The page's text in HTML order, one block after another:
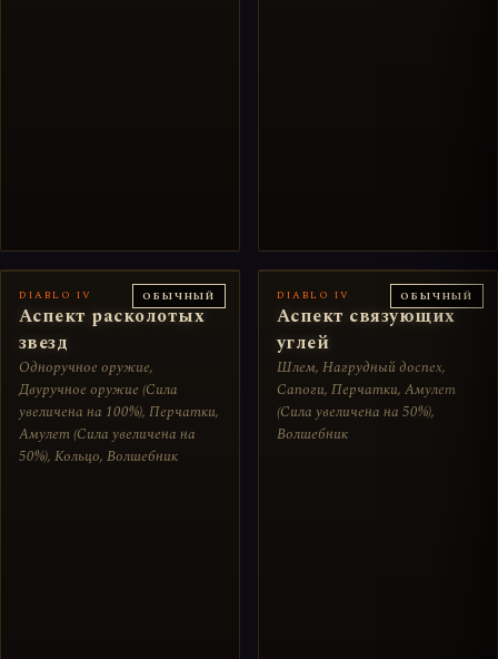
ОБЫЧНЫЙ
DIABLO IV
Аспект расколотых
звезд
Одноручное оружие,
Двуручное оружие (Сила
увеличена на 100%), Перчатки,
Амулет (Сила увеличена на
50%), Кольцо, Волшебник
ОБЫЧНЫЙ
DIABLO IV
Аспект связующих
углей
Шлем, Нагрудный доспех,
Сапоги, Перчатки, Амулет
(Сила увеличена на 50%),
Волшебник